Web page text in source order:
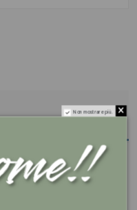
e confortevole
genitori.
Non mostrare più.